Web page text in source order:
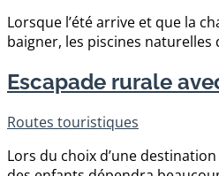
Lorsque l’été arrive et que la
baigner, les piscines
Escapade rurale
Routes touristiques
Lors du choix d’une